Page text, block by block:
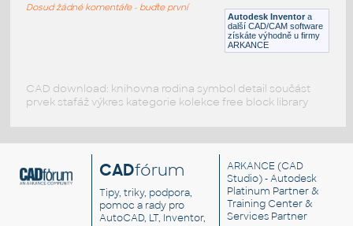
Lego 10090-DkBluishGray
Autodesk Inventor a
další CAD/CAM software
získáte výhodně u firmy
ARKANCE
Dosud žádné komentáře - buďte první
CAD download: knihovna rodina symbol detail součást
prvek stafáž výkres kategorie kolekce free block library
CADfórum
Tipy, triky, podpora,
pomoc a rady pro
AutoCAD, LT, Inventor,
ARKANCE (CAD
Studio) - Autodesk
Platinum Partner &
Training Center &
Services Partner